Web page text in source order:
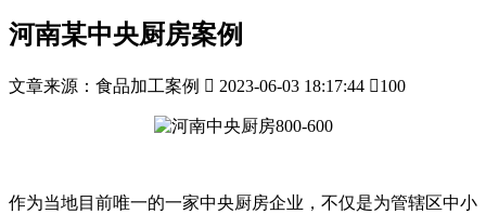
河南某中央厨房案例
文章来源：食品加工案例  2023-06-03 18:17:44 100
作为当地目前唯一的一家中央厨房企业，不仅是为管辖区中小